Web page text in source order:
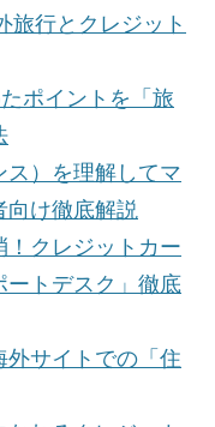
旅行とクレジット
ポイントを「旅
）を理解してマ
向け徹底解説
クレジットカー
ートデスク」徹底
外サイトでの「住